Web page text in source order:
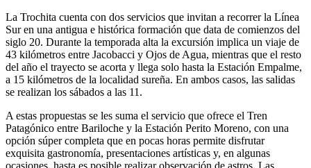
La Trochita cuenta con dos servicios que invitan a recorrer la Línea
Sur en una antigua e histórica formación que data de comienzos del
siglo 20. Durante la temporada alta la excursión implica un viaje de
43 kilómetros entre Jacobacci y Ojos de Agua, mientras que el resto
del año el trayecto se acorta y llega solo hasta la Estación Empalme,
a 15 kilómetros de la localidad sureña. En ambos casos, las salidas
se realizan los sábados a las 11.
A estas propuestas se les suma el servicio que ofrece el Tren
Patagónico entre Bariloche y la Estación Perito Moreno, con una
opción súper completa que en pocas horas permite disfrutar
exquisita gastronomía, presentaciones artísticas y, en algunas
ocasiones, hasta es posible realizar observación de astros. Las